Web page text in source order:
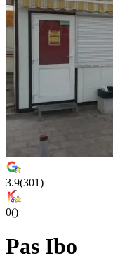
3.9(301)
0()
Pas Ibo